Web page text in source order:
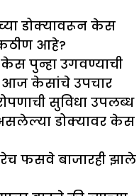
डोक्यावरून केस
आहे?
केस पुन्हा उगवण्याची
आज केसांचे उपचार
सुविधा उपलब्ध
डोक्यावर केस
फसवे बाजारही झाले